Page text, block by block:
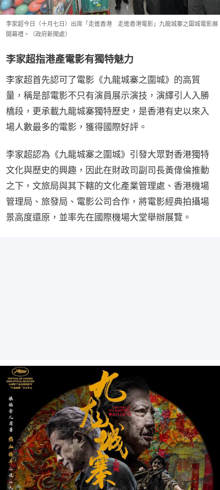
李家超今日（十月七日）出席「走進香港 走進香港電影」九龍城寨之圍城電影展
開幕禮。（政府新聞處）
李家超指港產電影有獨特魅力
李家超首先認可了電影《九龍城寨之圍城》的高質
量，稱是部電影不只有演員展示演技，演繹引人入勝
橋段，更承載九龍城寨獨特歷史，是香港有史以來入
場人數最多的電影，獲得國際好評。
李家超認為《九龍城寨之圍城》引發大眾對香港獨特
文化與歷史的興趣，因此在財政司副司長黃偉倫推動
之下，文旅局與其下轄的文化產業管理處、香港機場
管理局、旅發局、電影公司合作，將電影經典拍攝場
景高度還原，並率先在國際機場大堂舉辦展覽。